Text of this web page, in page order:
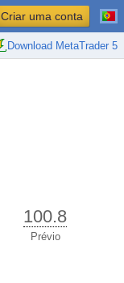
Download MetaTrader 5
Criar uma conta
100.8
Prévio